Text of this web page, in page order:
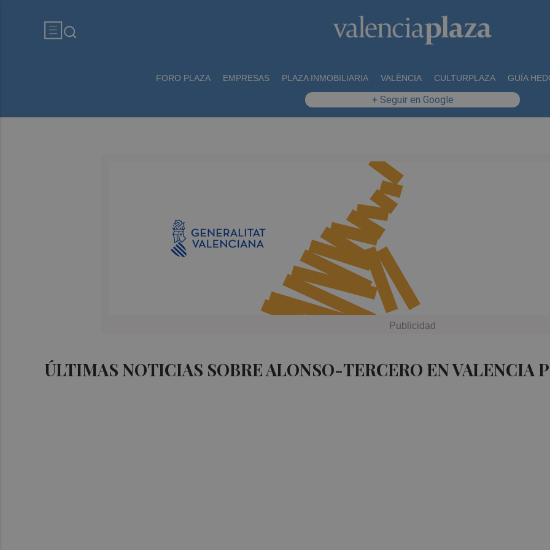
FORO PLAZA EMPRESAS PLAZA INMOBILIARIA VALÈNCIA CULTURPLAZA GUÍA
+ Seguir en Google
ÚLTIMAS NOTICIAS SOBRE ALONSO-TERCERO EN VALENCIA